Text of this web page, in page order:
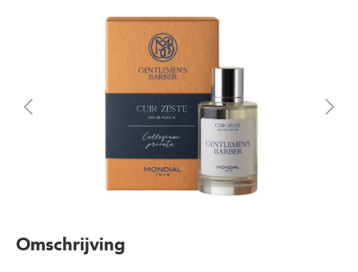
Omschrijving